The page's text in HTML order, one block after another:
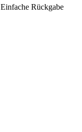
Einfache Rückgabe